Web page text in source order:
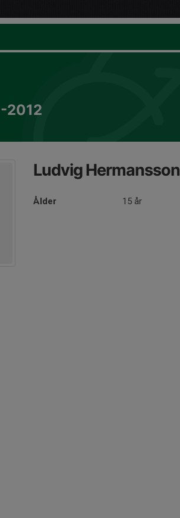
2012
Ludvig Hermansson
Ålder 15 år